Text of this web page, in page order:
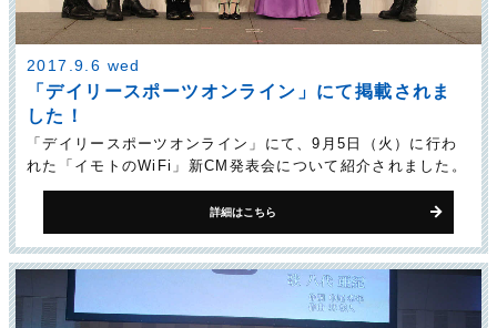
2017.9.6 wed
「デイリースポーツオンライン」にて掲載されま
した！
「デイリースポーツオンライン」にて、9月5日（火）に行わ
れた「イモトのWiFi」新CM発表会について紹介されました。
詳細はこちら